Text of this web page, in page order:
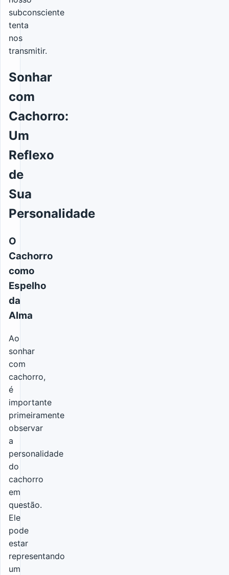
subconsciente
tenta
nos
transmitir.
Sonhar
com
Cachorro:
Um
Reflexo
de
Sua
Personalidade
O
Cachorro
como
Espelho
da
Alma
Ao
sonhar
com
cachorro,
é
importante
primeiramente
observar
a
personalidade
do
cachorro
em
questão.
Ele
pode
estar
representando
um